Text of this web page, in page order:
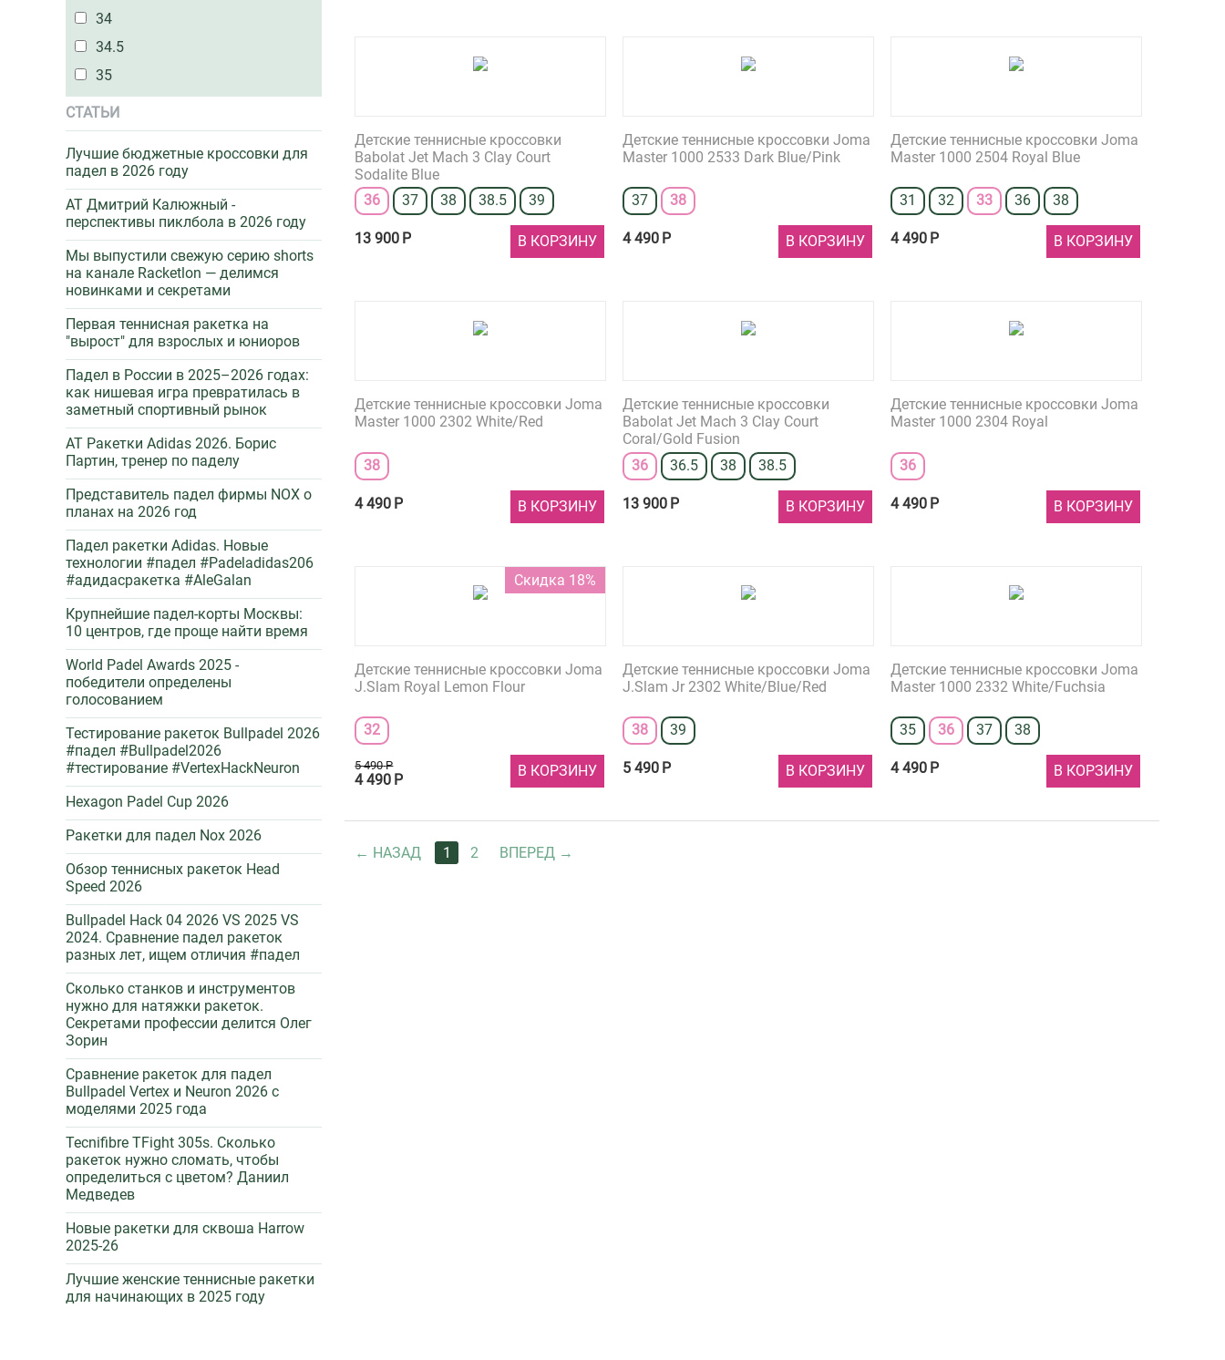
34
34.5
35
36
36.5
37
38
38.5
39
40
СТАТЬИ
Лучшие бюджетные кроссовки для
падел в 2026 году
AT Дмитрий Калюжный -
перспективы пиклбола в 2026 году
Мы выпустили свежую серию shorts
на канале Racketlon — делимся
новинками и секретами
Первая теннисная ракетка на
"вырост" для взрослых и юниоров
Падел в России в 2025–2026 годах:
как нишевая игра превратилась в
заметный спортивный рынок
AT Ракетки Adidas 2026. Борис
Партин, тренер по паделу
Представитель падел фирмы NOX о
планах на 2026 год
Падел ракетки Adidas. Новые
технологии #падел #Padeladidas206
#адидасракетка #AleGalan
Крупнейшие падел-корты Москвы:
10 центров, где проще найти время
World Padel Awards 2025 -
победители определены
голосованием
Тестирование ракеток Bullpadel 2026
#падел #Bullpadel2026
#тестирование #VertexHackNeuron
Hexagon Padel Cup 2026
Ракетки для падел Nox 2026
Обзор теннисных ракеток Head
Speed 2026
Bullpadel Hack 04 2026 VS 2025 VS
2024. Сравнение падел ракеток
разных лет, ищем отличия #падел
Сколько станков и инструментов
нужно для натяжки ракеток.
Секретами профессии делится Олег
Зорин
Сравнение ракеток для падел
Bullpadel Vertex и Neuron 2026 c
моделями 2025 года
Tecnifibre TFight 305s. Сколько
ракеток нужно сломать, чтобы
определиться с цветом? Даниил
Медведев
Новые ракетки для сквоша Harrow
2025-26
Лучшие женские теннисные ракетки
для начинающих в 2025 году
Детские теннисные кроссовки
Babolat Jet Mach 3 Clay Court
Sodalite Blue
36
37 38 38.5 39
13 900 Р В КОРЗИНУ
Детские теннисные кроссовки Joma
Master 1000 2533 Dark Blue/Pink
37 38
4 490 Р В КОРЗИНУ
Детские теннисные кроссовки Joma
Master 1000 2504 Royal Blue
31 32 33 36 38
4 490 Р В КОРЗИНУ
Детские теннисные кроссовки Joma
Master 1000 2302 White/Red
38
4 490 Р В КОРЗИНУ
Детские теннисные кроссовки
Babolat Jet Mach 3 Clay Court
Coral/Gold Fusion
36
36.5 38 38.5
13 900 Р В КОРЗИНУ
Детские теннисные кроссовки Joma
Master 1000 2304 Royal
36
4 490 Р В КОРЗИНУ
Скидка 18%
Детские теннисные кроссовки Joma
J.Slam Royal Lemon Flour
32
5 490 Р
4 490 Р
В КОРЗИНУ
Детские теннисные кроссовки Joma
J.Slam Jr 2302 White/Blue/Red
38 39
5 490 Р В КОРЗИНУ
Детские теннисные кроссовки Joma
Master 1000 2332 White/Fuchsia
35 36 37 38
4 490 Р В КОРЗИНУ
НАЗАД 1 2 ВПЕРЕД